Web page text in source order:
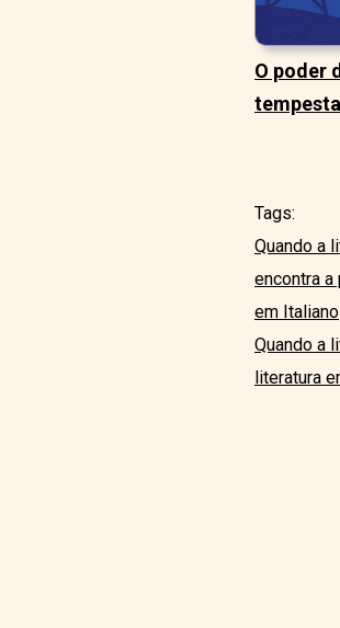
O poder
Tags:
Quando a
encontra
em Italiano
Quando a
literatura